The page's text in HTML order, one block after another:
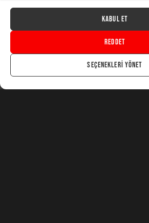
Kabul Et
Reddet
Seçenekleri yönet
yıldızlı parametreler
1 post